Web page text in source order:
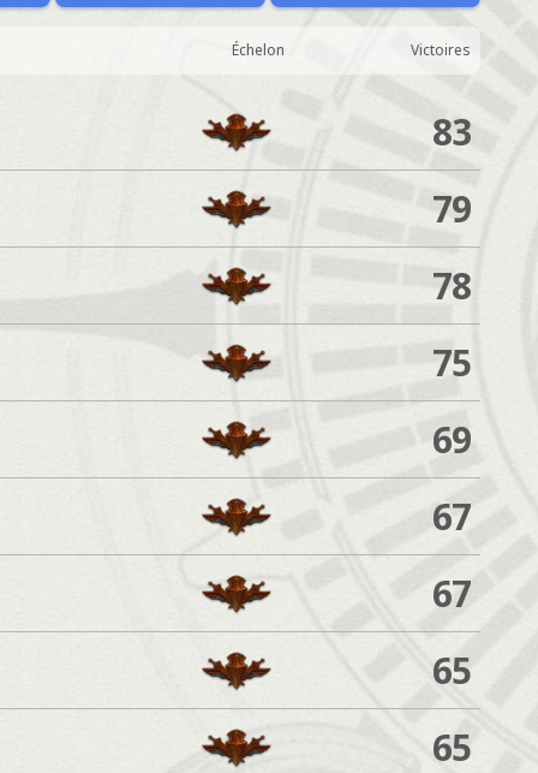
Échelon Victoires
83
79
78
75
69
67
67
65
65